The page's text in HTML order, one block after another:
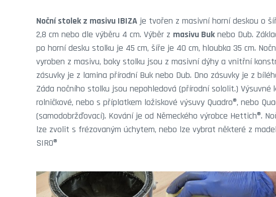
Noční stolek z masivu IBIZA je tvořen z masivní horní deskou o
2,8 cm nebo dle výběru 4 cm. Výběr z masivu Buknebo Dub.
po horní desku stolku je 45 cm, šíře je 40 cm, hloubka 35 cm.
vyroben z masivu, boky stolku jsou z masivní dýhy a vnitřní
zásuvky je z lamina přírodní Buk nebo Dub. Dno zásuvky je z
Záda nočního stolku jsou nepohledová (přírodní sololit.) Výsuvné
rolničkové, nebo s příplatkem ložiskové výsuvy Quadro®, nebo
(samodobržďovací). Kování je od Německého výrobce Hettich®.
lze zvolit s frézovaným úchytem, nebo lze vybrat některé z
SIRO®